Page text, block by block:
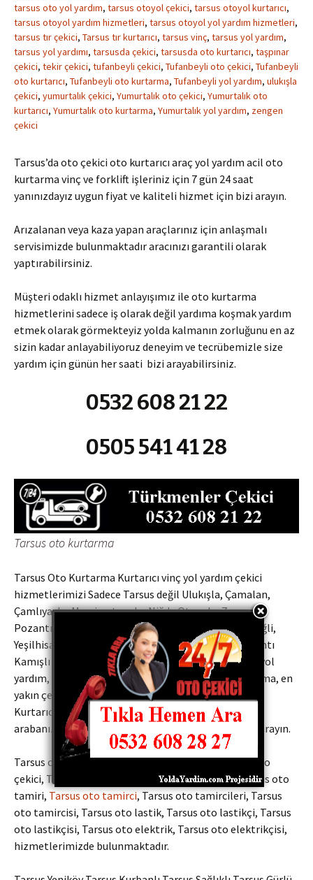
tarsus oto yol yardım, tarsus otoyol çekici, tarsus otoyol kurtarıcı,
tarsus otoyol yardım hizmetleri, tarsus otoyol yol yardım hizmetleri,
tarsus tır çekici, Tarsus tır kurtarıcı, tarsus vinç, tarsus yol yardım,
tarsus yol yardımı, tarsusda çekici, tarsusda oto kurtarıcı, taşpınar
çekici, tekir çekici, tufanbeyli çekici, Tufanbeyli oto çekici, Tufanbeyli
oto kurtarıcı, Tufanbeyli oto kurtarma, Tufanbeyli yol yardım, ulukışla
çekici, yumurtalık çekici, Yumurtalık oto çekici, Yumurtalık oto
kurtarıcı, Yumurtalık oto kurtarma, Yumurtalık yol yardım, zengen
çekici
Tarsus’da oto çekici oto kurtarıcı araç yol yardım acil oto
kurtarma vinç ve forklift işleriniz için 7 gün 24 saat
yanınızdayız uygun fiyat ve kaliteli hizmet için bizi arayın.
Arızalanan veya kaza yapan araçlarınız için anlaşmalı
servisimizde bulunmaktadır aracınızı garantili olarak
yaptırabilirsiniz.
Müşteri odaklı hizmet anlayışımız ile oto kurtarma
hizmetlerini sadece iş olarak değil yardıma koşmak yardım
etmek olarak görmekteyiz yolda kalmanın zorluğunu en az
sizin kadar anlayabiliyoruz deneyim ve tecrübemizle size
yardım için günün her saati bizi arayabilirsiniz.
0532 608 21 22
0505 541 41 28
Tarsus oto kurtarma
Tarsus Oto Kurtarma Kurtarıcı vinç yol yardım çekici
hizmetlerimizi Sadece Tarsus değil Ulukışla, Çamalan,
Çamlıyayla, Mersin otoyolu, Niğde Otoyolu, Zengen,
Pozantı, Akçatekir, Niğde, Kolsuz, Taşpınar, Bor, Ereğli,
Yeşilhisar Araplı il ve ilçelerine Niğde Çamardı, Pozantı
Kamışlı Oto kurtarma, oto çekici, oto kurtarıcı, oto yol
yardım, vinç, araç kurtarma, oto servis, araba kurtarma, en
yakın çekici hizmetlerini sunmaktayız. Oto Çekiciler
Kurtarıcılar Yol yardım şirketleri bize fiyat sormadan
arabanızı çektirmeyin Kaliteli ve uygun fiyatlar için arayın.
Tarsus oto Kurtarma, Tarsus oto kurtarıcı, Tarsus oto
çekici, Tarsus oto yol yardım,
Tarsus oto tamir, Tarsus oto
tamiri, Tarsus oto tamirci, Tarsus oto tamircileri, Tarsus
oto tamircisi, Tarsus oto lastik, Tarsus oto lastikçi, Tarsus
oto lastikçisi, Tarsus oto elektrik, Tarsus oto elektrikçisi,
hizmetlerimizde bulunmaktadır.